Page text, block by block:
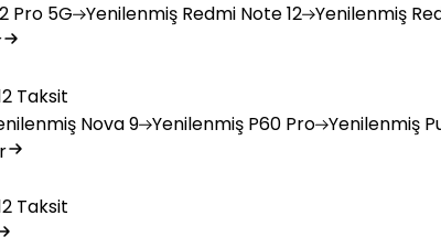
Pro 5G Yenilenmiş Redmi Note 12 Yenilenmiş
Taksit
Nova 9 Yenilenmiş P60 Pro Yenilenmiş
Taksit